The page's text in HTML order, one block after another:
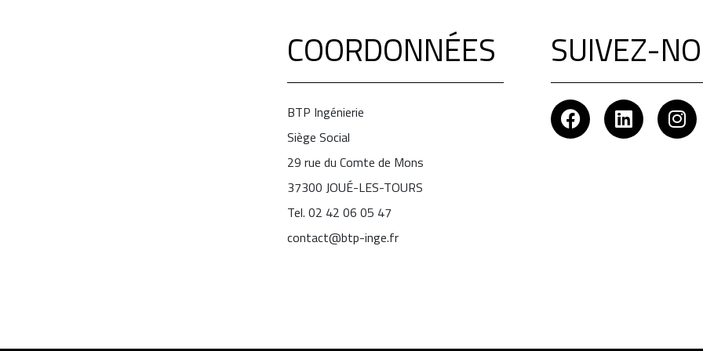
COORDONNÉES
BTP Ingénierie
Siège Social
29 rue du Comte de Mons
37300 JOUÉ-LES-TOURS
Tel. 02 42 06 05 47
contact@btp-inge.fr
SUIVEZ-